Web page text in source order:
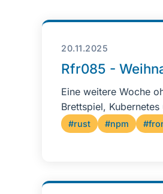
20.11.2025
Rfr085 -
Eine weitere Woche
Brettspiel,
#rust #npm